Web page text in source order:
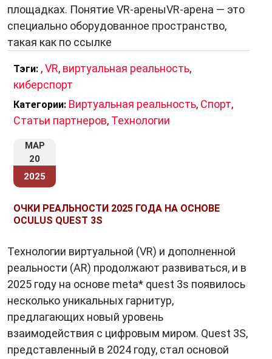
площадках. Понятие VR-ареныVR-арена — это
специально оборудованное пространство,
такая как по ссылке
Тэги: ,VR, виртуальная реальность,
киберспорт
Категории: Виртуальная реальность, Спорт,
Статьи партнеров, Технологии
МАР
20
2025
ОЧКИ РЕАЛЬНОСТИ 2025 ГОДА НА ОСНОВЕ
OCULUS QUEST 3S
Технологии виртуальной (VR) и дополненной
реальности (AR) продолжают развиваться, и в
2025 году на основе meta* quest 3s появилось
несколько уникальных гарнитур,
предлагающих новый уровень
взаимодействия с цифровым миром. Quest 3S,
представленный в 2024 году, стал основой